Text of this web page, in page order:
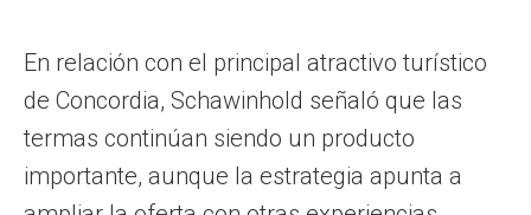
En relación con el principal atractivo turístico
de Concordia, Schawinhold señaló que las
termas continúan siendo un producto
importante, aunque la estrategia apunta a